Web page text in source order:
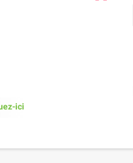
? Cliquez-ici